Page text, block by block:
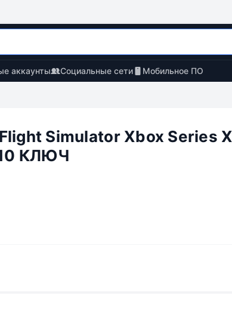
аккаунты Социальные сети Мобильное ПО
Simulator Xbox Series
КЛЮЧ